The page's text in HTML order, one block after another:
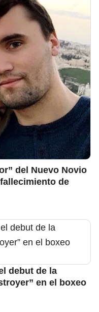
del Nuevo Novio
de
debut de la
en el boxeo